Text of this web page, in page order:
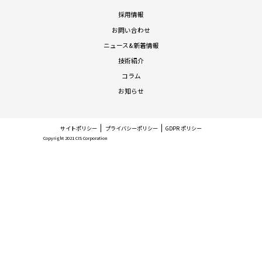
採用情報
お問い合わせ
ニュース&新着情報
技術紹介
コラム
お知らせ
Copyright 2021 CIS Corporation
サイトポリシー プライバシーポリシー GDPR ポリシー